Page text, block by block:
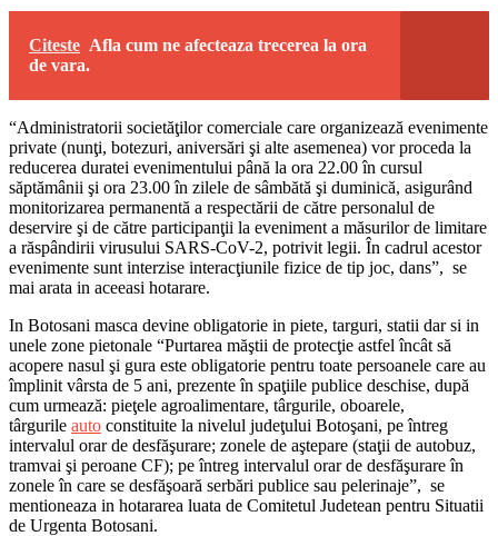
Citeste Afla cum ne afecteaza trecerea la ora
de vara.
“Administratorii societăţilor comerciale care organizează evenimente
private (nunţi, botezuri, aniversări şi alte asemenea) vor proceda la
reducerea duratei evenimentului până la ora 22.00 în cursul
săptămânii şi ora 23.00 în zilele de sâmbătă şi duminică, asigurând
monitorizarea permanentă a respectării de către personalul de
deservire şi de către participanţii la eveniment a măsurilor de limitare
a răspândirii virusului SARS-CoV-2, potrivit legii. În cadrul acestor
evenimente sunt interzise interacţiunile fizice de tip joc, dans”, se
mai arata in aceeasi hotarare.
In Botosani masca devine obligatorie in piete, targuri, statii dar si in
unele zone pietonale “Purtarea măştii de protecţie astfel încât să
acopere nasul şi gura este obligatorie pentru toate persoanele care au
împlinit vârsta de 5 ani, prezente în spaţiile publice deschise, după
cum urmează: pieţele agroalimentare, târgurile, oboarele,
târgurile auto constituite la nivelul judeţului Botoşani, pe întreg
intervalul orar de desfăşurare; zonele de aştepare (staţii de autobuz,
tramvai şi peroane CF); pe întreg intervalul orar de desfăşurare în
zonele în care se desfăşoară serbări publice sau pelerinaje”, se
mentioneaza in hotararea luata de Comitetul Judetean pentru Situatii
de Urgenta Botosani.